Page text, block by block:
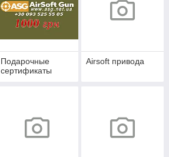
Подарочные
сертификаты
Airsoft привода